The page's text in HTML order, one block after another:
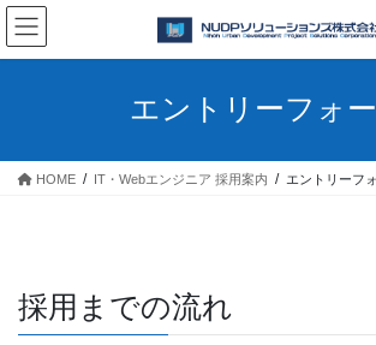
コ
ン
テ
ス
ナ
ビ
ゲ
ン
エントリーフォ
HOME IT・Webエンジニア 採用案内 エントリーフ
採用までの流れ